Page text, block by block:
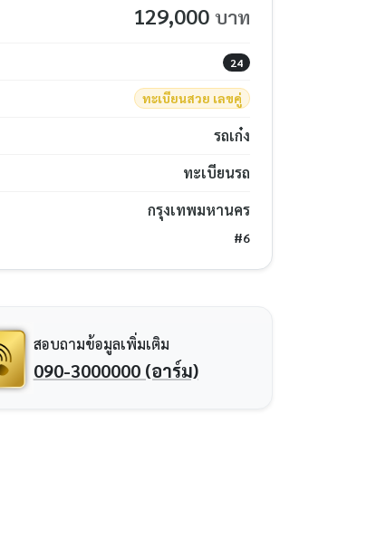
129,000 บาท
24
ทะเบียนสวย เลขคู่
รถเก๋ง
ทะเบียนรถ
กรุงเทพมหานคร
#6
สอบถามข้อมูลเพิ่มเติม
090-3000000 (อาร์ม)